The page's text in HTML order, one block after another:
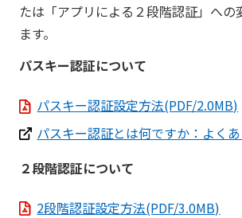
たは「アプリによる２段階認証」への
ます。
パスキー認証について
パスキー認証設定方法(PDF/2.0MB)
パスキー認証とは何ですか：よく
２段階認証について
2段階認証設定方法(PDF/3.0MB)